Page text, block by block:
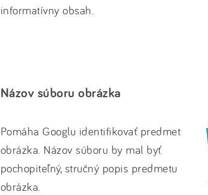
informatívny obsah.
Názov súboru obrázka
Pomáha Googlu identifikovať predmet
obrázka. Názov súboru by mal byť
pochopiteľný, stručný popis predmetu
obrázka.